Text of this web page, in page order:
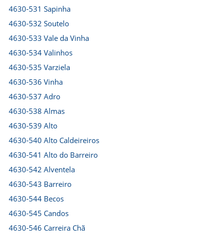
4630-531 Sapinha
4630-532 Soutelo
4630-533 Vale da Vinha
4630-534 Valinhos
4630-535 Varziela
4630-536 Vinha
4630-537 Adro
4630-538 Almas
4630-539 Alto
4630-540 Alto Caldeireiros
4630-541 Alto do Barreiro
4630-542 Alventela
4630-543 Barreiro
4630-544 Becos
4630-545 Candos
4630-546 Carreira Chã